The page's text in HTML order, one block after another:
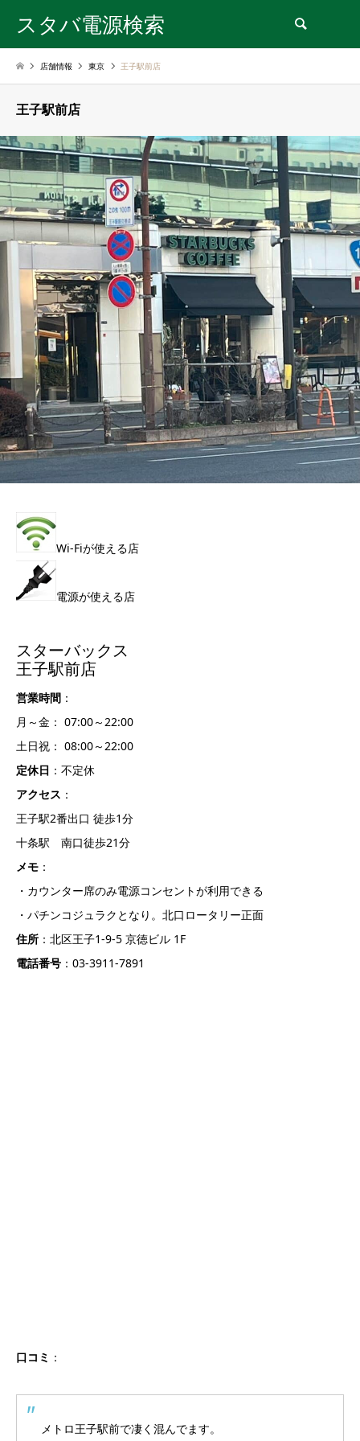
スタバ電源検索
店舗情報 東京 王子駅前店
王子駅前店
Wi-Fiが使える店
電源が使える店
スターバックス
王子駅前店
営業時間 ：
月～金： 07:00～22:00
土日祝： 08:00～22:00
定休日 ：不定休
アクセス ：
王子駅2番出口 徒歩1分
十条駅 南口徒歩21分
メモ ：
・カウンター席のみ電源コンセントが利用できる
・パチンコジュラクとなり。北口ロータリー正面
住所 ：北区王子1-9-5 京徳ビル 1F
電話番号 ：03-3911-7891
口コミ ：
メトロ王子駅前で凄く混んでます。